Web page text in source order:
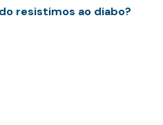
resistimos ao diabo?